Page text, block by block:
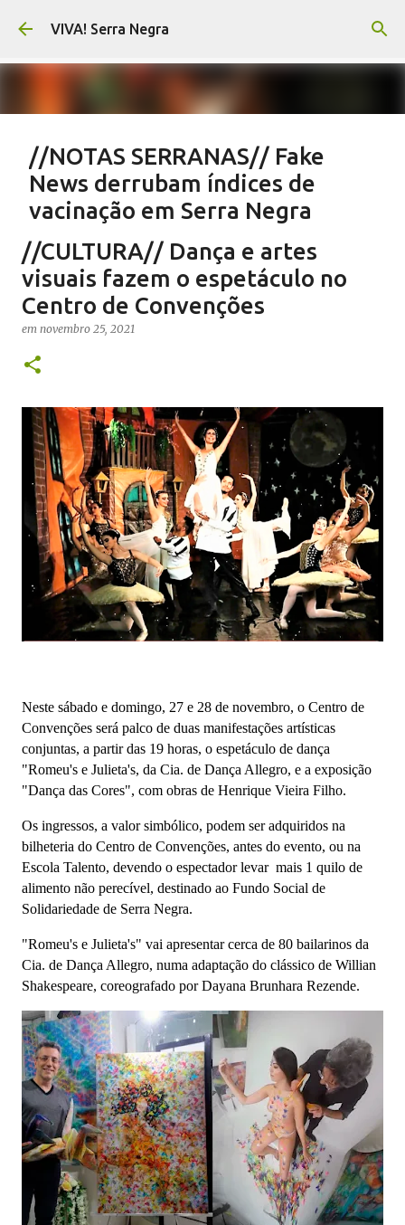
Pular para o conteúdo principal
VIVA! Serra Negra
//NOTAS SERRANAS// Fake
News derrubam índices de
vacinação em Serra Negra
SAÚDE SERRA NEGRA VACINAÇÃO SERRA NEGRA
VIVA! SERRA NEGRA NO AR
0
//CULTURA// Dança e artes
visuais fazem o espetáculo no
Centro de Convenções
em novembro 25, 2021
Neste sábado e domingo, 27 e 28 de novembro, o Centro de
Convenções será palco de duas manifestações artísticas
conjuntas, a partir das 19 horas, o espetáculo de dança
"Romeu's e Julieta's, da Cia. de Dança Allegro, e a exposição
"Dança das Cores", com obras de Henrique Vieira Filho.
Os ingressos, a valor simbólico, podem ser adquiridos na
bilheteria do Centro de Convenções, antes do evento, ou na
Escola Talento, devendo o espectador levar mais 1 quilo de
alimento não perecível, destinado ao Fundo Social de
Solidariedade de Serra Negra.
"Romeu's e Julieta's" vai apresentar cerca de 80 bailarinos da
Cia. de Dança Allegro, numa adaptação do clássico de Willian
Shakespeare, coreografado por Dayana Brunhara Rezende.